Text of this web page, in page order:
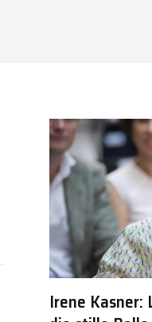
Irene Kasner: